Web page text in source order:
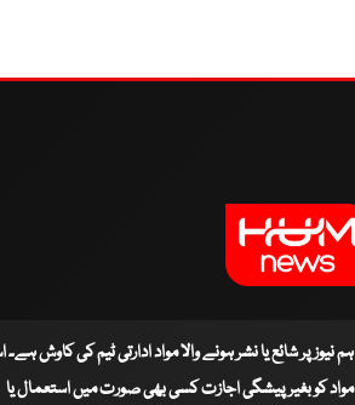
ہم نیوز پر شائع یا نشر ہونے والا مواد ادارتی ٹیم کی کاوش
مواد کو بغیر پیشگی اجازت کسی بھی صورت میں استعمال یا